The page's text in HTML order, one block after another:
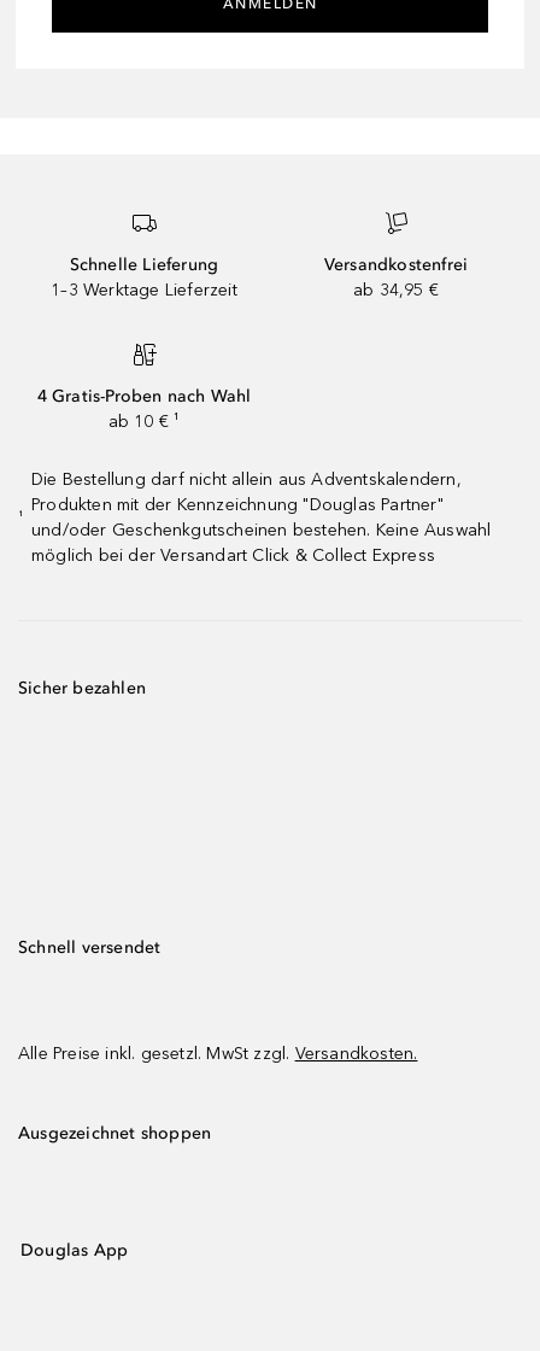
Schnelle Lieferung
1–3 Werktage Lieferzeit
Versandkostenfrei
ab 34,95 €
4 Gratis-Proben nach Wahl
ab 10 € ¹
¹
Die Bestellung darf nicht allein aus Adventskalendern,
Produkten mit der Kennzeichnung "Douglas Partner"
und/oder Geschenkgutscheinen bestehen. Keine Auswahl
möglich bei der Versandart Click & Collect Express
Sicher bezahlen
Schnell versendet
Alle Preise inkl. gesetzl. MwSt zzgl. Versandkosten.
Ausgezeichnet shoppen
Douglas App